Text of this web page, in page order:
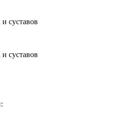
суставов
суставов